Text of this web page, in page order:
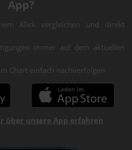
App?
Klick vergleichen und direkt
immer auf dem aktuellen
Chart einfach nachverfolgen
über unsere App erfahren